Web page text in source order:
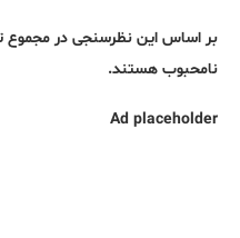
بر اساس این نظرسنجی در مجموع
نامحبوب هستند.
Ad placeholder